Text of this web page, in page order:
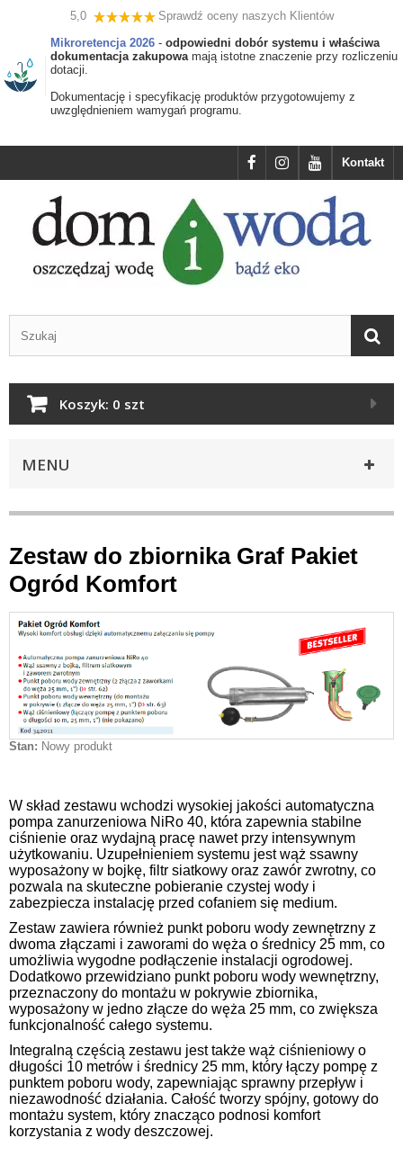
5,0
Sprawdź oceny naszych Klientów
Mikroretencja 2026 - odpowiedni dobór systemu i właściwa
dokumentacja zakupowamają istotne znaczenie przy rozliczeniu
dotacji.
Dokumentację i specyfikację produktów przygotowujemy z
uwzględnieniem wamygań programu.
Kontakt
Koszyk: 0 szt
MENU
Zestaw do zbiornika Graf Pakiet
Ogród Komfort
Stan: Nowy produkt
W skład zestawu wchodzi wysokiej jakości automatyczna
pompa zanurzeniowa NiRo 40, która zapewnia stabilne
ciśnienie oraz wydajną pracę nawet przy intensywnym
użytkowaniu. Uzupełnieniem systemu jest wąż ssawny
wyposażony w bojkę, filtr siatkowy oraz zawór zwrotny, co
pozwala na skuteczne pobieranie czystej wody i
zabezpiecza instalację przed cofaniem się medium.
Zestaw zawiera również punkt poboru wody zewnętrzny z
dwoma złączami i zaworami do węża o średnicy 25 mm, co
umożliwia wygodne podłączenie instalacji ogrodowej.
Dodatkowo przewidziano punkt poboru wody wewnętrzny,
przeznaczony do montażu w pokrywie zbiornika,
wyposażony w jedno złącze do węża 25 mm, co zwiększa
funkcjonalność całego systemu.
Integralną częścią zestawu jest także wąż ciśnieniowy o
długości 10 metrów i średnicy 25 mm, który łączy pompę z
punktem poboru wody, zapewniając sprawny przepływ i
niezawodność działania. Całość tworzy spójny, gotowy do
montażu system, który znacząco podnosi komfort
korzystania z wody deszczowej.